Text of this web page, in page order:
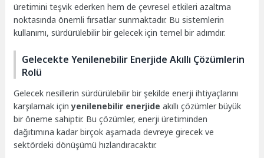
üretimini teşvik ederken hem de çevresel etkileri azaltma
noktasında önemli fırsatlar sunmaktadır. Bu sistemlerin
kullanımı, sürdürülebilir bir gelecek için temel bir adımdır.
Gelecekte Yenilenebilir Enerjide Akıllı Çözümlerin
Rolü
Gelecek nesillerin sürdürülebilir bir şekilde enerji ihtiyaçlarını
karşılamak içinyenilenebilir enerjide akıllı çözümler büyük
bir öneme sahiptir. Bu çözümler, enerji üretiminden
dağıtımına kadar birçok aşamada devreye girecek ve
sektördeki dönüşümü hızlandıracaktır.